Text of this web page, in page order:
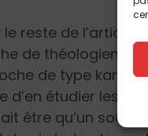
reste de l’article
de théologien,
de type
d’en étudier les
être qu’un